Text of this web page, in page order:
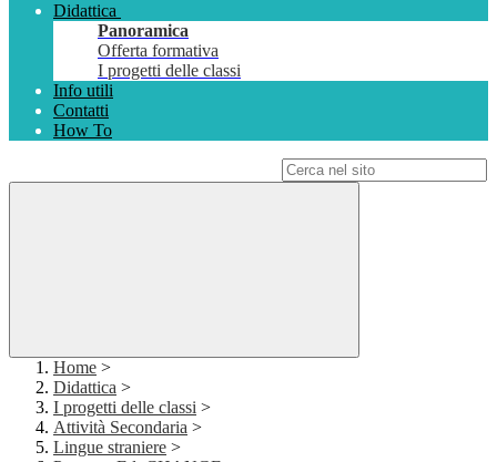
Didattica
Panoramica
Offerta formativa
I progetti delle classi
Info utili
Contatti
How To
Home >
Didattica >
I progetti delle classi >
Attività Secondaria >
Lingue straniere >